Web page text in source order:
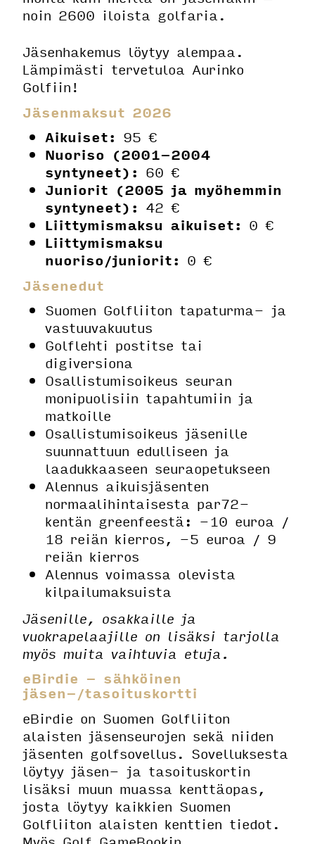
noin 2600 iloista golfaria.
Jäsenhakemus löytyy alempaa.
Lämpimästi tervetuloa Aurinko
Golfiin!
Jäsenmaksut 2026
Aikuiset: 95 €
Nuoriso (2001-2004
syntyneet): 60 €
Juniorit (2005 ja myöhemmin
syntyneet): 42 €
Liittymismaksu aikuiset: 0 €
Liittymismaksu
nuoriso/juniorit: 0 €
Jäsenedut
Suomen Golfliiton tapaturma- ja
vastuuvakuutus
Golflehti postitse tai
digiversiona
Osallistumisoikeus seuran
monipuolisiin tapahtumiin ja
matkoille
Osallistumisoikeus jäsenille
suunnattuun edulliseen ja
laadukkaaseen seuraopetukseen
Alennus aikuisjäsenten
normaalihintaisesta par72-
kentän greenfeestä: -10 euroa /
18 reiän kierros, -5 euroa / 9
reiän kierros
Alennus voimassa olevista
kilpailumaksuista
Jäsenille, osakkaille ja
vuokrapelaajille on lisäksi tarjolla
myös muita vaihtuvia etuja.
eBirdie - sähköinen
jäsen-/tasoituskortti
eBirdie on Suomen Golfliiton
alaisten jäsenseurojen sekä niiden
jäsenten golfsovellus. Sovelluksesta
löytyy jäsen- ja tasoituskortin
lisäksi muun muassa kenttäopas,
josta löytyy kaikkien Suomen
Golfliiton alaisten kenttien tiedot.